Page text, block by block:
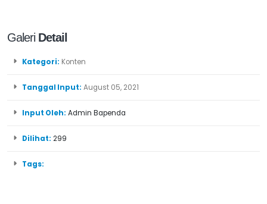
Galeri Detail
Kategori: Konten
Tanggal Input: August 05, 2021
Input Oleh: Admin Bapenda
Dilihat: 299
Tags: